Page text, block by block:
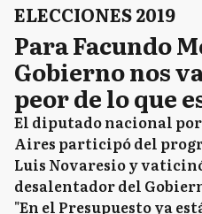
ELECCIONES 2019
Para Facundo
Gobierno nos
peor de lo que
El diputado nacional
Aires participó del
Luis Novaresio y
desalentador del
"En el Presupuesto ya